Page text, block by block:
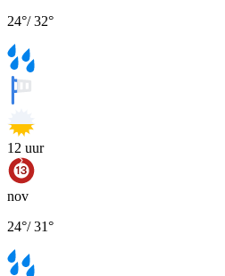
24°/32°
12 uur
nov
24°/31°